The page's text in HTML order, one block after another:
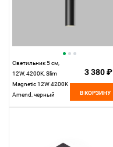
Светильник 5 см,
12W, 4200K, Slim
Magnetic 12W 4200K
Amend, черный
3 380 ₽
В КОРЗИНУ